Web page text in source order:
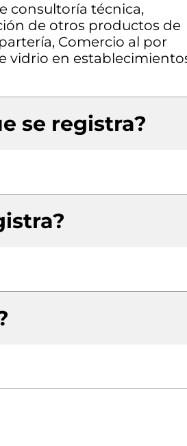
consultoría técnica,
de otros productos de
Comercio al por
vidrio en
se registra?